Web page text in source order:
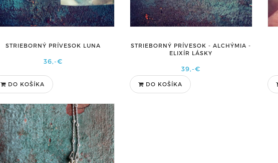
STRIEBORNÝ PRÍVESOK LUNA
36,-€
DO KOŠÍKA
STRIEBORNÝ PRÍVESOK - ALCHÝMIA -
ELIXÍR LÁSKY
39,-€
DO KOŠÍKA